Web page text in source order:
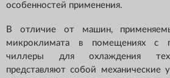
особенностей применения.
В отличие от машин,
микроклимата в помещениях с
чиллеры для охлаждения
представляют собой механические